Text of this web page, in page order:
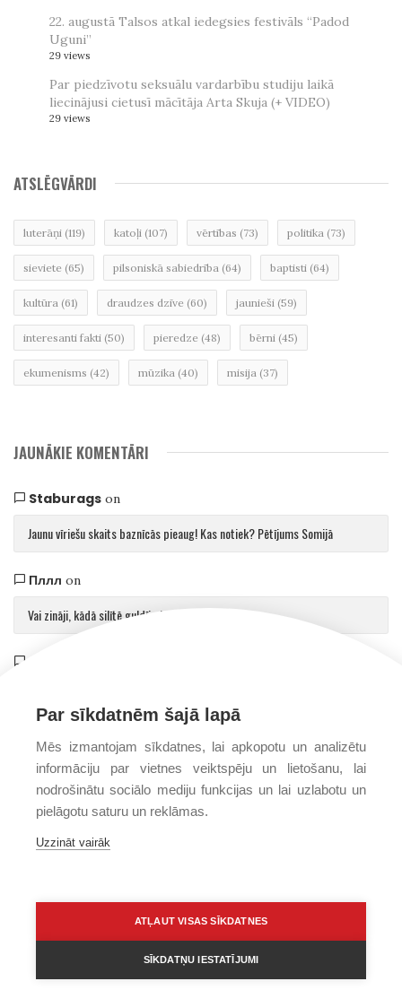
22. augustā Talsos atkal iedegsies festivāls “Padod
Uguni”
29 views
Par piedzīvotu seksuālu vardarbību studiju laikā
liecinājusi cietusī mācītāja Arta Skuja (+ VIDEO)
29 views
ATSLĒGVĀRDI
luterāņi (119) katoļi (107) vērtības (73) politika (73)
sieviete (65) pilsoniskā sabiedrība (64) baptisti (64)
kultūra (61) draudzes dzīve (60) jaunieši (59)
interesanti fakti (50) pieredze (48) bērni (45)
ekumenisms (42) mūzika (40) misija (37)
JAUNĀKIE KOMENTĀRI
Staburagson
Jaunu vīriešu skaits baznīcās pieaug! Kas notiek? Pētījums Somijā
Пллл on
Vai zināji, kādā silītē guldīja Jēzu?
Par sīkdatnēm šajā lapā
Mēs izmantojam sīkdatnes, lai apkopotu un analizētu
informāciju par vietnes veiktspēju un lietošanu, lai
nodrošinātu sociālo mediju funkcijas un lai uzlabotu un
pielāgotu saturu un reklāmas.
Uzzināt vairāk
ATĻAUT VISAS SĪKDATNES
SĪKDATŅU IESTATĪJUMI